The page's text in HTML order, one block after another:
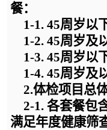
餐：
1-1. 45周岁以
1-2. 45周岁及
1-3. 45周岁以
1-4. 45周岁及
2.体检项目总
2-1. 各套餐包
满足年度健康筛